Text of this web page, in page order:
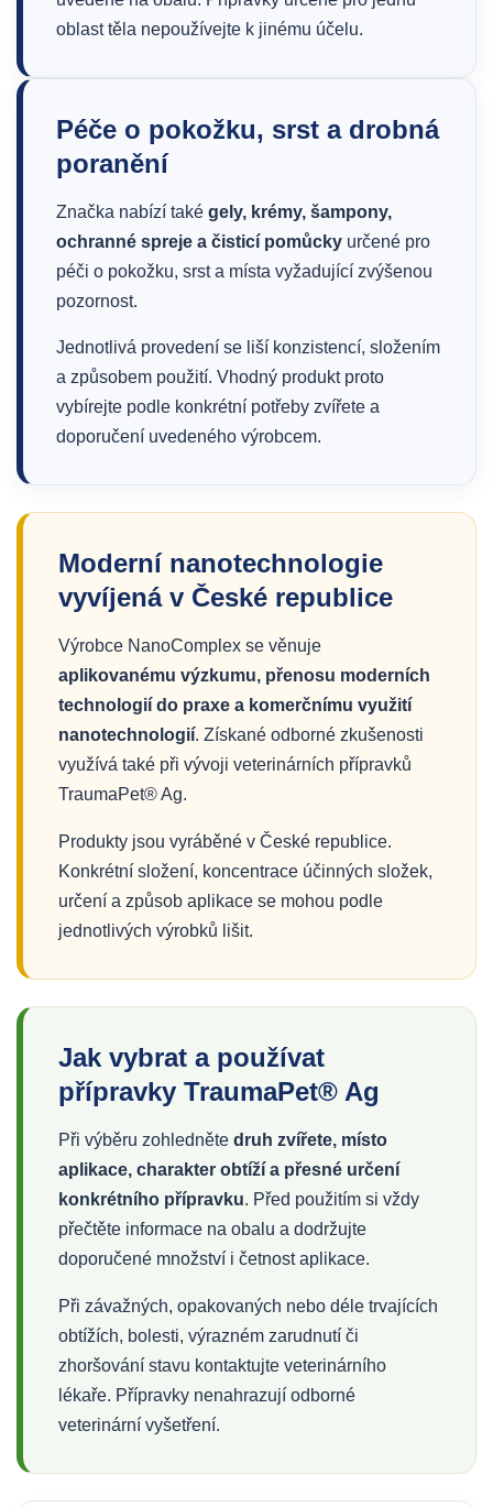
oblast těla nepoužívejte k jinému účelu.
Péče o pokožku, srst a drobná
poranění
Značka nabízí také gely, krémy, šampony,
ochranné spreje a čisticí pomůcky určené pro
péči o pokožku, srst a místa vyžadující zvýšenou
pozornost.
Jednotlivá provedení se liší konzistencí, složením
a způsobem použití. Vhodný produkt proto
vybírejte podle konkrétní potřeby zvířete a
doporučení uvedeného výrobcem.
Moderní nanotechnologie
vyvíjená v České republice
Výrobce NanoComplex se věnuje
aplikovanému výzkumu, přenosu moderních
technologií do praxe a komerčnímu využití
nanotechnologií. Získané odborné zkušenosti
využívá také při vývoji veterinárních přípravků
TraumaPet® Ag.
Produkty jsou vyráběné v České republice.
Konkrétní složení, koncentrace účinných složek,
určení a způsob aplikace se mohou podle
jednotlivých výrobků lišit.
Jak vybrat a používat
přípravky TraumaPet® Ag
Při výběru zohledněte druh zvířete, místo
aplikace, charakter obtíží a přesné určení
konkrétního přípravku. Před použitím si vždy
přečtěte informace na obalu a dodržujte
doporučené množství i četnost aplikace.
Při závažných, opakovaných nebo déle trvajících
obtížích, bolesti, výrazném zarudnutí či
zhoršování stavu kontaktujte veterinárního
lékaře. Přípravky nenahrazují odborné
veterinární vyšetření.